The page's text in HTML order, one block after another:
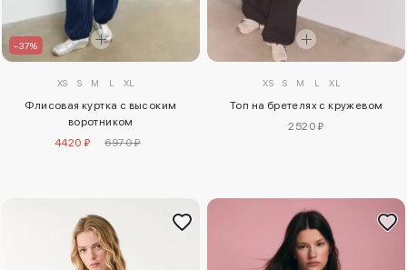
–37%
XS S M L XL
Флисовая куртка с высоким
воротником
4420 ₽
6970 ₽
XS S M L XL
Топ на бретелях с кружевом
2520 ₽